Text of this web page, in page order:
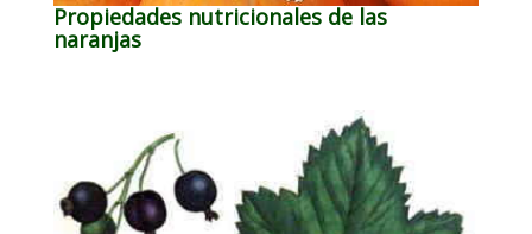
Propiedades nutricionales de las
naranjas